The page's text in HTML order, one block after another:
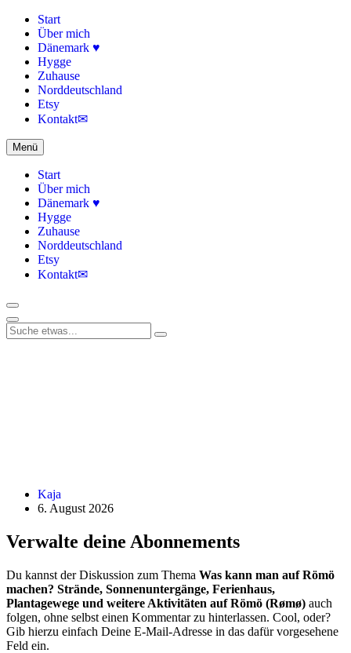
Start
Über mich
Dänemark ♥
Hygge
Zuhause
Norddeutschland
Etsy
Kontakt✉
Menü
Start
Über mich
Dänemark ♥
Hygge
Zuhause
Norddeutschland
Etsy
Kontakt✉
Danish
Hygge
Home
Kaja
6. August 2026
Verwalte deine Abonnements
Du kannst der Diskussion zum Thema Was kann man auf Römö
machen? Strände, Sonnenuntergänge, Ferienhaus,
Plantagewege und weitere Aktivitäten auf Römö (Rømø) auch
folgen, ohne selbst einen Kommentar zu hinterlassen. Cool, oder?
Gib hierzu einfach Deine E-Mail-Adresse in das dafür vorgesehene
Feld ein.